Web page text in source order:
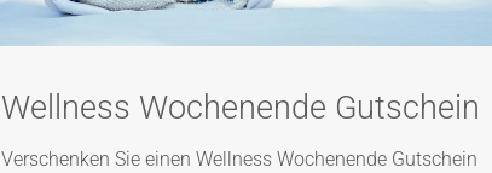
Wellness Wochenende Gutschein
Verschenken Sie einen Wellness Wochenende Gutschein